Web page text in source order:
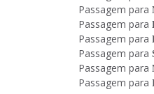
Passagem para
Passagem para
Passagem para
Passagem para
Passagem para
Passagem para